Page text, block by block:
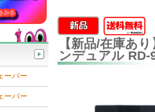
【新品/在庫あ
ンデュアル
ーバー
ーバー